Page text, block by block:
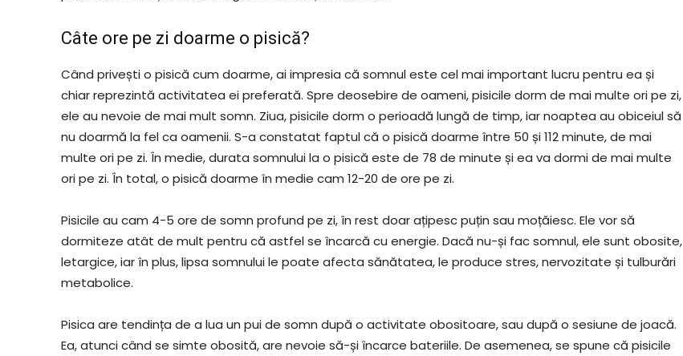
Câte ore pe zi doarme o pisică?
Când privești o pisică cum doarme, ai impresia că somnul este cel mai important lucru pentru ea și
chiar reprezintă activitatea ei preferată. Spre deosebire de oameni, pisicile dorm de mai multe ori pe zi,
ele au nevoie de mai mult somn. Ziua, pisicile dorm o perioadă lungă de timp, iar noaptea au obiceiul să
nu doarmă la fel ca oamenii. S-a constatat faptul că o pisică doarme între 50 și 112 minute, de mai
multe ori pe zi. În medie, durata somnului la o pisică este de 78 de minute și ea va dormi de mai multe
ori pe zi. În total, o pisică doarme în medie cam 12-20 de ore pe zi.
Pisicile au cam 4-5 ore de somn profund pe zi, în rest doar ațipesc puțin sau moțăiesc. Ele vor să
dormiteze atât de mult pentru că astfel se încarcă cu energie. Dacă nu-și fac somnul, ele sunt obosite,
letargice, iar în plus, lipsa somnului le poate afecta sănătatea, le produce stres, nervozitate și tulburări
metabolice.
Pisica are tendința de a lua un pui de somn după o activitate obositoare, sau după o sesiune de joacă.
Ea, atunci când se simte obosită, are nevoie să-și încarce bateriile. De asemenea, se spune că pisicile